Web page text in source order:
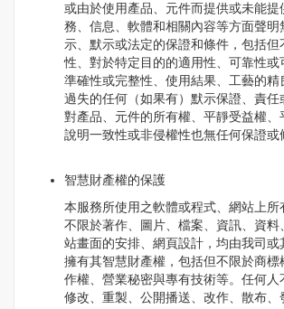
或由於使用產品、元件而提供或未能提
務、信息、軟體和相關內容等方面聲明
示、默示或法定的保證和條件，包括但
性、對於特定目的的適用性、可靠性或
準確性或完整性、使用結果、工藝的精
過失的任何（如果有）默示保證、責任
對產品、元件的所有權、平靜受益權、
說明一致性或非侵權性也無任何保證或
智慧財產權的保護
本服務所使用之軟體或程式、網站上所
不限於著作、圖片、檔案、資訊、資料
站畫面的安排、網頁設計，均由我司或
擁有其智慧財產權，包括但不限於商標
作權、營業秘密與專有技術等。任何人
修改、重製、公開播送、改作、散布、